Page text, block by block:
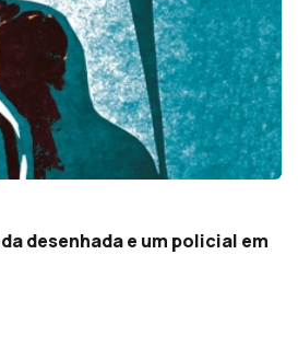
desenhada e um policial em